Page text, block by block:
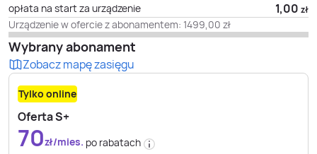
opłata na start za urządzenie 1,00 zł
Urządzenie w ofercie z abonamentem: 1499,00 zł
Wybrany abonament
Zobacz mapę zasięgu
Tylko online
Oferta S+
70zł/mies. po rabatach